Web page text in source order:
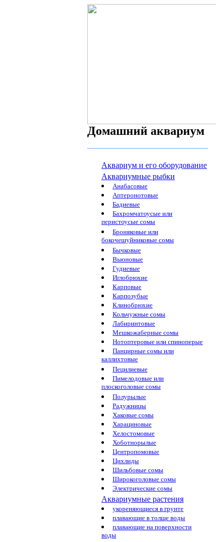
Домашний аквариум
Аквариум и его оборудование
Аквариумные рыбки
Анабасовые
Аптеронотовые
Бадиевые
Бахромчатоусые или
перистоусые сомы
Броняковые или
бокочешуйниковые сомы
Бычковые
Вьюновые
Гудиевые
Иглобрюхие
Карповые
Карпозубые
Клинобрюхие
Кольчужные сомы
Лабиринтовые
Мешкожаберные сомы
Нотоптеровые или спиноперые
Панцирные сомы или
каллихтовые
Пецилиевые
Пимелодовые или
плоскоголовые сомы
Полурылые
Радужницы
Хаковые сомы
Харациновые
Хелостомовые
Хоботнорылые
Центропомовые
Цихлиды
Шильбовые сомы
Широкоголовые сомы
Электрические сомы
Аквариумные растения
укореняющиеся в грунте
плавающие в толще воды
плавающие на поверхности
воды